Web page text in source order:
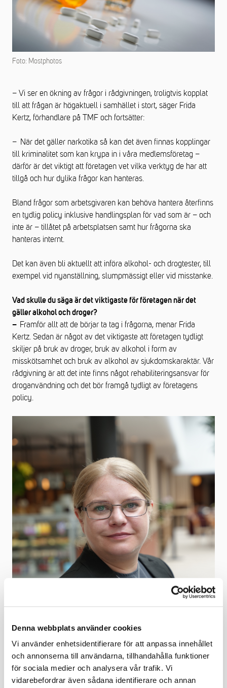
Denna webbplats använder cookies
Vi använder enhetsidentifierare för att anpassa innehållet
och annonserna till användarna, tillhandahålla funktioner
för sociala medier och analysera vår trafik. Vi
vidarebefordrar även sådana identifierare och annan
Foto: Mostphotos
– Vi ser en ökning av frågor i rådgivningen, troligtvis kopplat
till att frågan är högaktuell i samhället i stort, säger Frida
Kertz, förhandlare på TMF och fortsätter:
– När det gäller narkotika så kan det även finnas kopplingar
till kriminalitet som kan krypa in i våra medlemsföretag –
därför är det viktigt att företagen vet vilka verktyg de har att
tillgå och hur dylika frågor kan hanteras.
Bland frågor som arbetsgivaren kan behöva hantera återfinns
en tydlig policy inklusive handlingsplan för vad som är – och
inte är – tillåtet på arbetsplatsen samt hur frågorna ska
hanteras internt.
Det kan även bli aktuellt att införa alkohol- och drogtester, till
exempel vid nyanställning, slumpmässigt eller vid misstanke.
Vad skulle du säga är det viktigaste för företagen när det
gäller alkohol och droger?
– Framför allt att de börjar ta tag i frågorna, menar Frida
Kertz. Sedan är något av det viktigaste att företagen tydligt
skiljer på bruk av droger, bruk av alkohol i form av
misskötsamhet och bruk av alkohol av sjukdomskaraktär. Vår
rådgivning är att det inte finns något rehabiliteringsansvar för
droganvändning och det bör framgå tydligt av företagens
policy.